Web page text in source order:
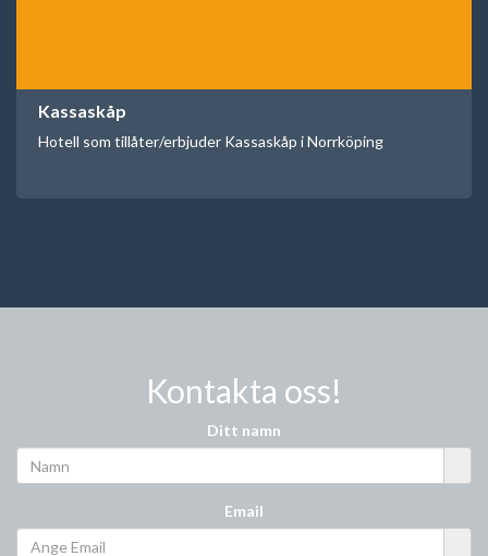
Kassaskåp
Hotell som tillåter/erbjuder Kassaskåp i Norrköping
Kontakta oss!
Ditt namn
Email